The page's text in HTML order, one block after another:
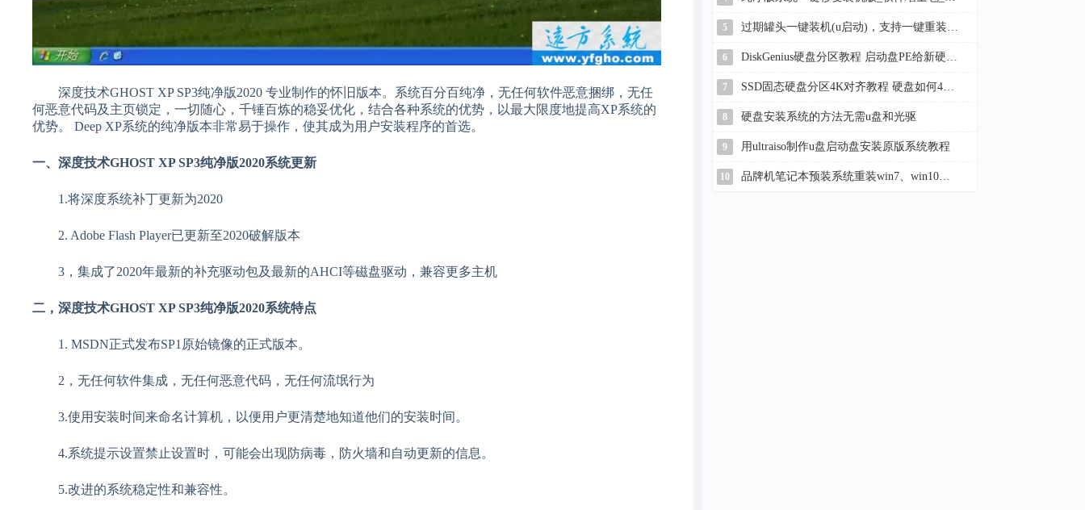
深度技术GHOST XP SP3纯净版2020 专业制作的怀旧版本。系统百分百纯净，无任何软件恶意捆绑，无任
何恶意代码及主页锁定，一切随心，千锤百炼的稳妥优化，结合各种系统的优势，以最大限度地提高XP系统的
优势。 Deep XP系统的纯净版本非常易于操作，使其成为用户安装程序的首选。
一、深度技术GHOST XP SP3纯净版2020系统更新
1.将深度系统补丁更新为2020
2. Adob​​e Flash Player已更新至2020破解版本
3，集成了2020年最新的补充驱动包及最新的AHCI等磁盘驱动，兼容更多主机
二，深度技术GHOST XP SP3纯净版2020系统特点
1. MSDN正式发布SP1原始镜像的正式版本。
2，无任何软件集成，无任何恶意代码，无任何流氓行为
3.使用安装时间来命名计算机，以便用户更清楚地知道他们的安装时间。
4.系统提示设置禁止设置时，可能会出现防病毒，防火墙和自动更新的信息。
5.改进的系统稳定性和兼容性。
5
6
7
8 硬盘安装系统的方法无需u盘和光驱
9 用ultraiso制作u盘启动盘安装原版系统教程
10